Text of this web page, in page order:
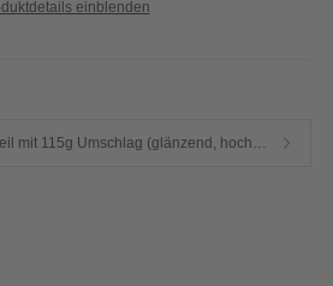
einblenden